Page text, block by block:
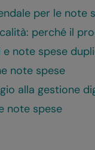
per le note
perché il
note spese
note spese
alla gestione
note spese